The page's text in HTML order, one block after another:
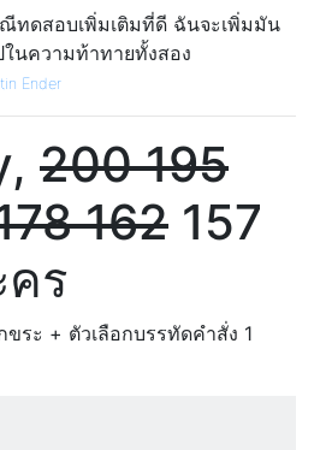
ทดสอบเพิ่มเติมที่ดี ฉันจะเพิ่มมัน
ในความท้าทายทั้งสอง
Ender
200195
162 157
ร
ขระ + ตัวเลือกบรรทัดคำสั่ง 1